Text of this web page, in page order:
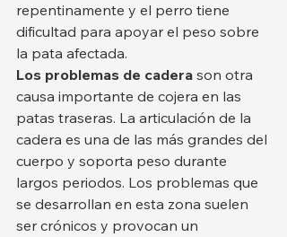
repentinamente y el perro tiene
dificultad para apoyar el peso sobre
la pata afectada.
Los problemas de cadera son otra
causa importante de cojera en las
patas traseras. La articulación de la
cadera es una de las más grandes del
cuerpo y soporta peso durante
largos periodos. Los problemas que
se desarrollan en esta zona suelen
ser crónicos y provocan un